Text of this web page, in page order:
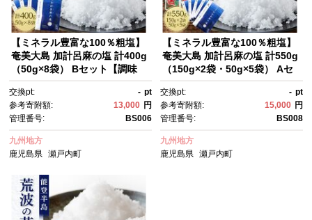
【ミネラル豊富な100％粗塩】
奄美大島 加計呂麻の塩 計400g
（50g×8袋） Bセット【調味
富 奄美大島 加計呂麻 瀬戸内
町 島魚あま海 セット 練り物 魚
介類 水産食品 食品 海塩 だ
し 練り製品 瀬戸内海 料理用 天
然塩 国産塩 健康志向 天然ミネ
ラル 高品質塩 オーガニック 塩
専門店 煮物用 焼き魚用 天然由
来】
交換pt: - pt
参考寄附額:
13,000 円
管理番号:
BS006
九州地方
鹿児島県
瀬戸内町
【ミネラル豊富な100％粗塩】
奄美大島 加計呂麻の塩 計550g
（150g×2袋・50g×5袋） Aセ
交換pt: - pt
参考寄附額:
15,000 円
管理番号:
BS008
九州地方
鹿児島県 瀬戸内町